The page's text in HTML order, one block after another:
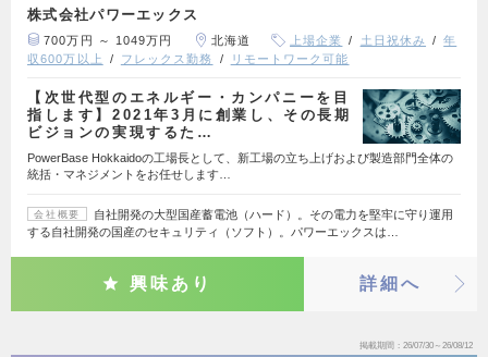
株式会社パワーエックス
700万円 ～ 1049万円 北海道 上場企業 土日祝休み
年
収600万以上
フレックス勤務 リモートワーク可能
【次世代型のエネルギー・カンパニーを目
指します】2021年3月に創業し、その長期
ビジョンの実現するた…
PowerBase Hokkaidoの工場長として、新工場の立ち上げおよび製造部門全体の
統括・マネジメントをお任せします…
会社概要
自社開発の大型国産蓄電池（ハード）。その電力を堅牢に守り運用
する自社開発の国産のセキュリティ（ソフト）。パワーエックスは…
興味あり 詳細へ
掲載期間 26/07/30～26/08/12